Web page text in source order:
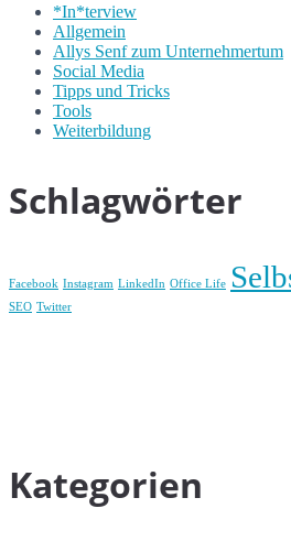
*In*terview
Allgemein
Allys Senf zum Unternehmertum
Social Media
Tipps und Tricks
Tools
Weiterbildung
Schlagwörter
Facebook Instagram LinkedIn Office Life
SEO Twitter
Kategorien